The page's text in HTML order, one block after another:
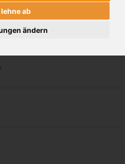
ab
ändern
Datenschutz
Betorama